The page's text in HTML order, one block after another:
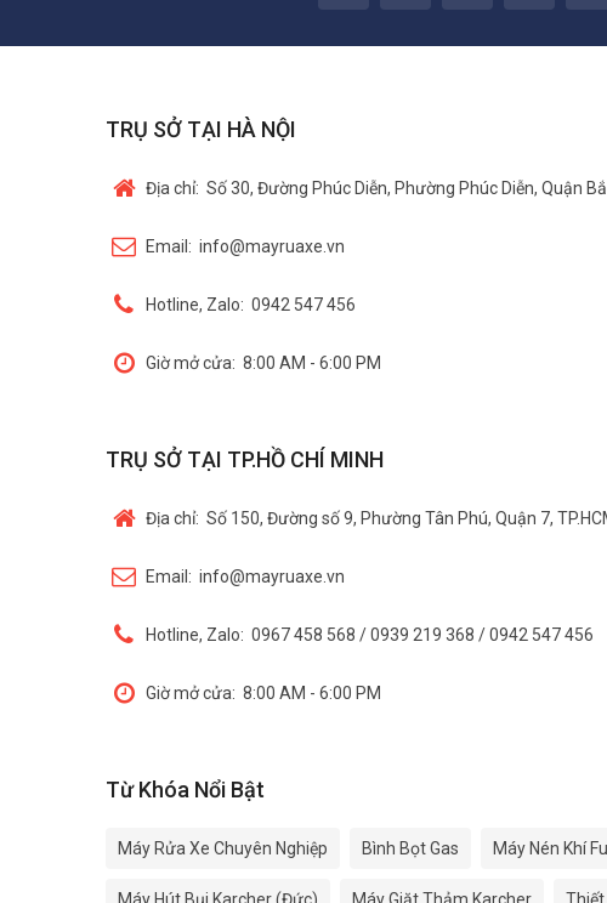
TRỤ SỞ TẠI HÀ NỘI
Địa chỉ: Số 30, Đường Phúc Diễn, Phường Phúc Diễn, Quận
Email: info@mayruaxe.vn
Hotline, Zalo: 0942 547 456
Giờ mở cửa: 8:00 AM - 6:00 PM
TRỤ SỞ TẠI TP.HỒ CHÍ MINH
Địa chỉ: Số 150, Đường số 9, Phường Tân Phú, Quận 7,
Email: info@mayruaxe.vn
Hotline, Zalo: 0967 458 568 / 0939 219 368 / 0942 547 456
Giờ mở cửa: 8:00 AM - 6:00 PM
Từ Khóa Nổi Bật
Máy Rửa Xe Chuyên Nghiệp Bình Bọt Gas Máy Nén Khí